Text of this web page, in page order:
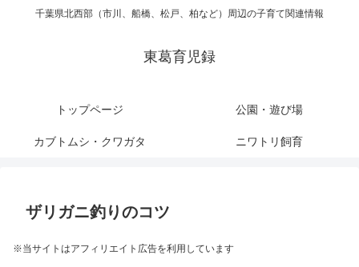
千葉県北西部（市川、船橋、松戸、柏など）周辺の子育て関連情報
東葛育児録
トップページ 公園・遊び場
カブトムシ・クワガタ ニワトリ飼育
ザリガニ釣りのコツ
※当サイトはアフィリエイト広告を利用しています